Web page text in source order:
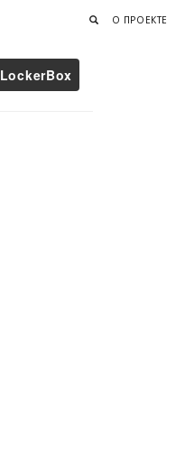
О ПРОЕКТЕ
LockerBox